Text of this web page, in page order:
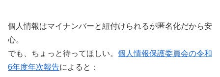
個人情報はマイナンバーと紐付けられるが匿名化だから安
心。
でも、ちょっと待ってほしい。 個人情報保護委員会の令和
6年度年次報告によると：